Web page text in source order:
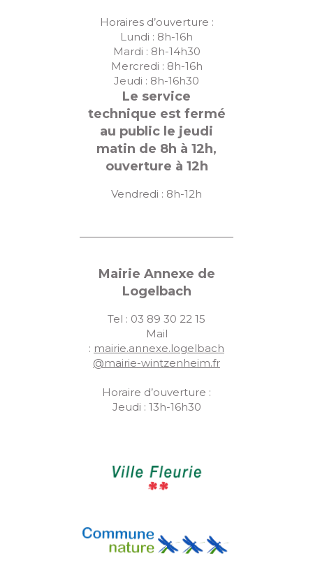
Horaires d’ouverture :
Lundi : 8h-16h
Mardi : 8h-14h30
Mercredi : 8h-16h
Jeudi : 8h-16h30
Le service
technique est fermé
au public le jeudi
matin de 8h à 12h,
ouverture à 12h
Vendredi : 8h-12h
Mairie Annexe de
Logelbach
Tel : 03 89 30 22 15
Mail
: mairie.annexe.logelbach
@mairie-wintzenheim.fr
Horaire d’ouverture :
Jeudi : 13h-16h30